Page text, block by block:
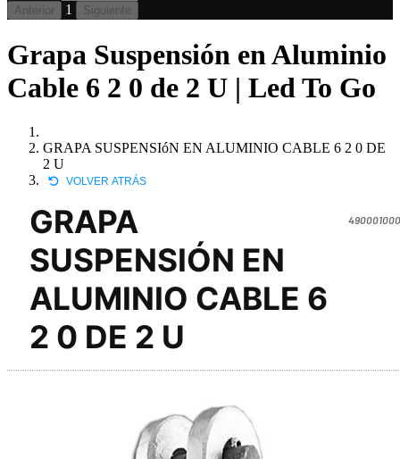
Anterior 1 Siguiente
Grapa Suspensión en Aluminio
Cable 6 2 0 de 2 U | Led To Go
GRAPA SUSPENSIóN EN ALUMINIO CABLE 6 2 0 DE
2 U
VOLVER ATRÁS
GRAPA
SUSPENSIÓN EN
ALUMINIO CABLE 6
2 0 DE 2 U